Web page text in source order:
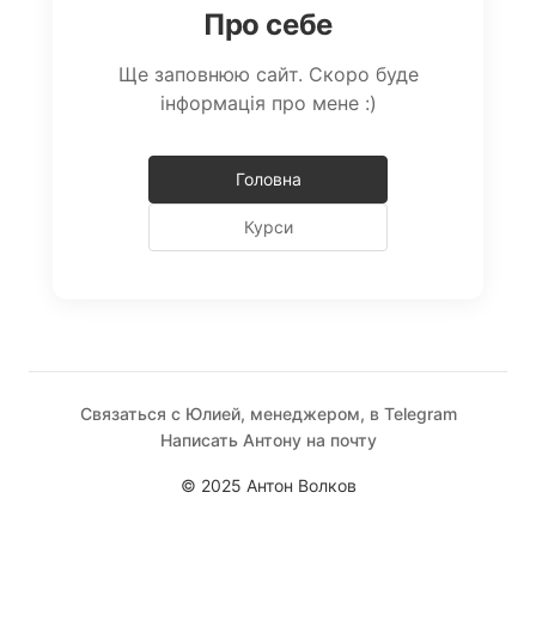
Про себе
Ще заповнюю сайт. Скоро буде
інформація про мене :)
Головна
Курси
Связаться с Юлией, менеджером, в Telegram
Написать Антону на почту
© 2025 Антон Волков